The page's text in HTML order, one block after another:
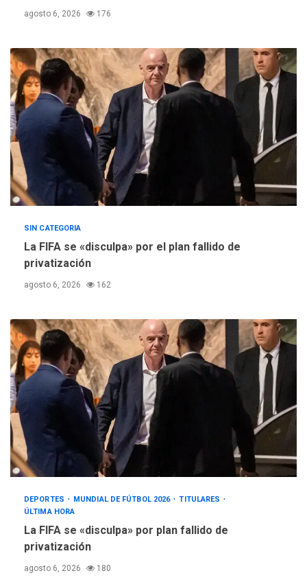
5
ÚLTIMA HORA
Concejo Municipal de
Mariño respalda a Cámara
de Comercio para reforma
de Ley de Puerto Libre
agosto 6, 2026 176
SIN CATEGORIA
La FIFA se «disculpa» por el plan fallido de
privatización
agosto 6, 2026 162
DEPORTES MUNDIAL DE FÚTBOL 2026
TITULARES
ÚLTIMA HORA
La FIFA se «disculpa» por plan fallido de
privatización
agosto 6, 2026 180